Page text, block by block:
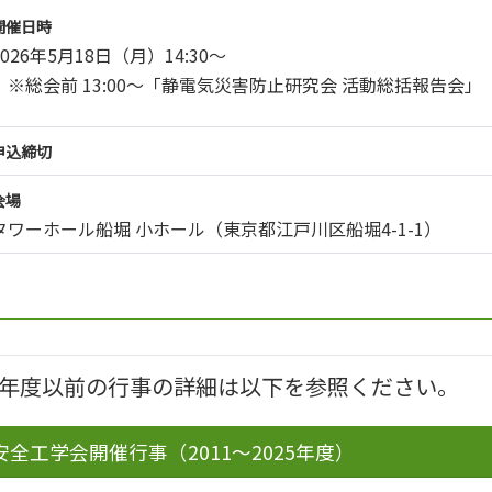
催日時
年5月18日（月）14:30～
会前 13:00～「静電気災害防止研究会 活動総括報告会」
込締切
場
ワーホール船堀 小ホール（東京都江戸川区船堀4-1-1）
度以前の行事の詳細は以下を参照ください。
全工学会開催行事（2011～2025年度）